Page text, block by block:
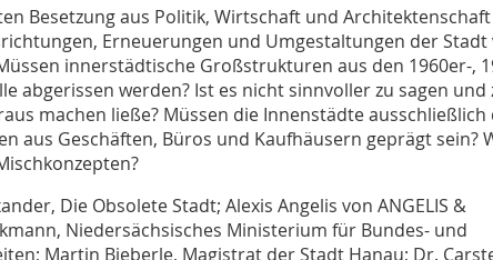
Besetzung aus Politik, Wirtschaft und
Erneuerungen und Umgestaltungen der Stadt
innerstädtische Großstrukturen aus den 1960er-,
abgerissen werden? Ist es nicht sinnvoller zu sagen und
machen ließe? Müssen die Innenstädte ausschließlich
aus Geschäften, Büros und Kaufhäusern geprägt sein?
Die Obsolete Stadt; Alexis Angelis von ANGELIS &
Niedersächsisches Ministerium für Bundes- und
Martin Bieberle, Magistrat der Stadt Hanau; Dr.